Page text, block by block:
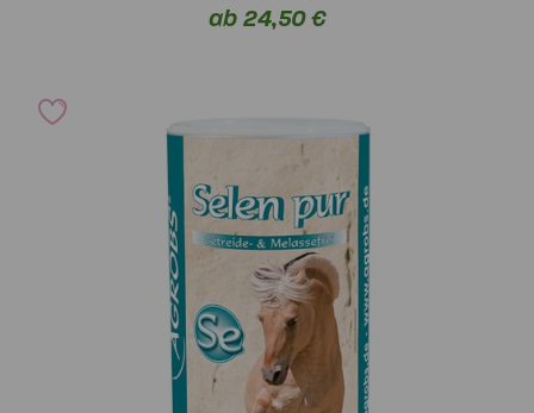
ab 24,50 €